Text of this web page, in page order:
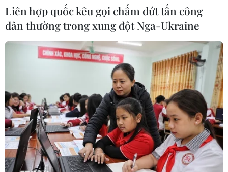
Liên hợp quốc kêu gọi chấm dứt tấn công
dân thường trong xung đột Nga-Ukraine